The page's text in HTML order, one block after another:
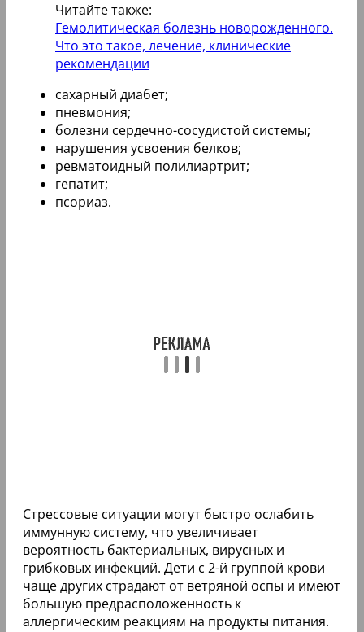
Читайте также:
Гемолитическая болезнь новорожденного.
Что это такое, лечение, клинические
рекомендации
сахарный диабет;
пневмония;
болезни сердечно-сосудистой системы;
нарушения усвоения белков;
ревматоидный полилиартрит;
гепатит;
псориаз.
Стрессовые ситуации могут быстро ослабить
иммунную систему, что увеличивает
вероятность бактериальных, вирусных и
грибковых инфекций. Дети с 2-й группой крови
чаще других страдают от ветряной оспы и имеют
большую предрасположенность к
аллергическим реакциям на продукты питания.